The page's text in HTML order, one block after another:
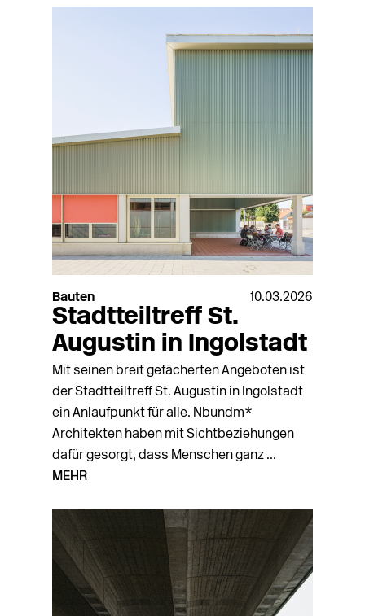
Bauten 10.03.2026
Stadtteiltreff St.
Augustin in Ingolstadt
Mit seinen breit gefächerten Angeboten ist
der Stadtteiltreff St. Augustin in Ingolstadt
ein Anlaufpunkt für alle. Nbundm*
Architekten haben mit Sichtbeziehungen
dafür gesorgt, dass Menschen ganz ...
MEHR